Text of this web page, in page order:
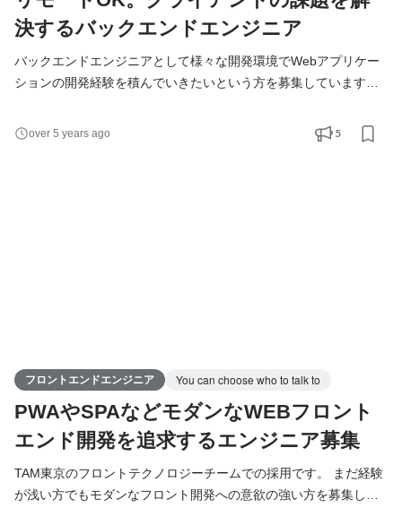
決するバックエンドエンジニア
バックエンドエンジニアとして様々な開発環境でWebアプリケー
ションの開発経験を積んでいきたいという方を募集しています。
開発をします。 TAMでは、サーバサイドでは主にPHP言語
(Laravel等)での開発、インフラはHerokuやAWSを利用するケース
over 5 years ago 5
フロントエンドエンジニア You can choose who to talk to
PWAやSPAなどモダンなWEBフロント
エンド開発を追求するエンジニア募集
TAM東京のフロントテクノロジーチームでの採用です。 まだ経験
が浅い方でもモダンなフロント開発への意欲の強い方を募集して